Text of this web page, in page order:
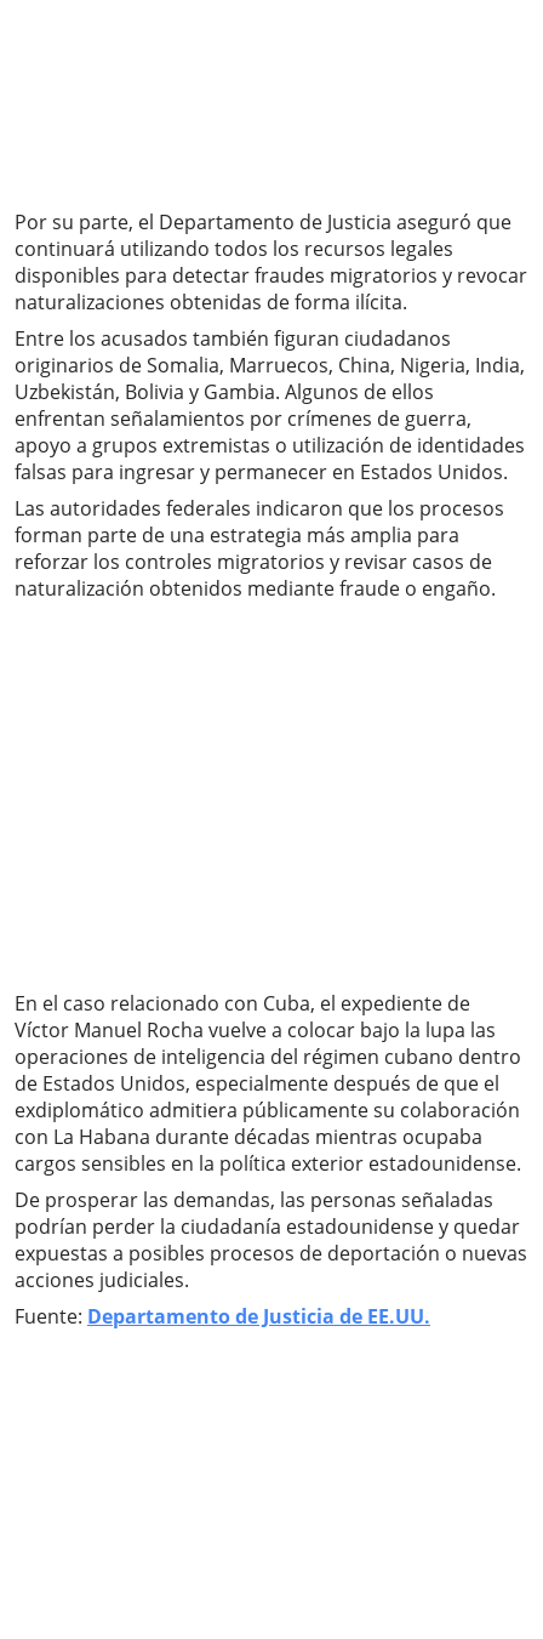
Por su parte, el Departamento de Justicia aseguró que
continuará utilizando todos los recursos legales
disponibles para detectar fraudes migratorios y revocar
naturalizaciones obtenidas de forma ilícita.
Entre los acusados también figuran ciudadanos
originarios de Somalia, Marruecos, China, Nigeria, India,
Uzbekistán, Bolivia y Gambia. Algunos de ellos
enfrentan señalamientos por crímenes de guerra,
apoyo a grupos extremistas o utilización de identidades
falsas para ingresar y permanecer en Estados Unidos.
Las autoridades federales indicaron que los procesos
forman parte de una estrategia más amplia para
reforzar los controles migratorios y revisar casos de
naturalización obtenidos mediante fraude o engaño.
En el caso relacionado con Cuba, el expediente de
Víctor Manuel Rocha vuelve a colocar bajo la lupa las
operaciones de inteligencia del régimen cubano dentro
de Estados Unidos, especialmente después de que el
exdiplomático admitiera públicamente su colaboración
con La Habana durante décadas mientras ocupaba
cargos sensibles en la política exterior estadounidense.
De prosperar las demandas, las personas señaladas
podrían perder la ciudadanía estadounidense y quedar
expuestas a posibles procesos de deportación o nuevas
acciones judiciales.
Fuente: Departamento de Justicia de EE.UU.